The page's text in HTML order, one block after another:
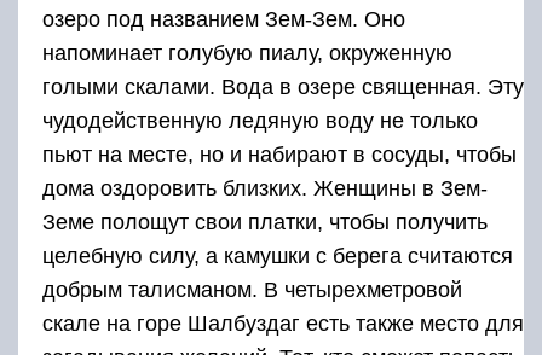
озеро под названием Зем-Зем. Оно
напоминает голубую пиалу, окруженную
голыми скалами. Вода в озере священная. Эту
чудодейственную ледяную воду не только
пьют на месте, но и набирают в сосуды, чтобы
дома оздоровить близких. Женщины в Зем-
Земе полощут свои платки, чтобы получить
целебную силу, а камушки с берега считаются
добрым талисманом. В четырехметровой
скале на горе Шалбуздаг есть также место для